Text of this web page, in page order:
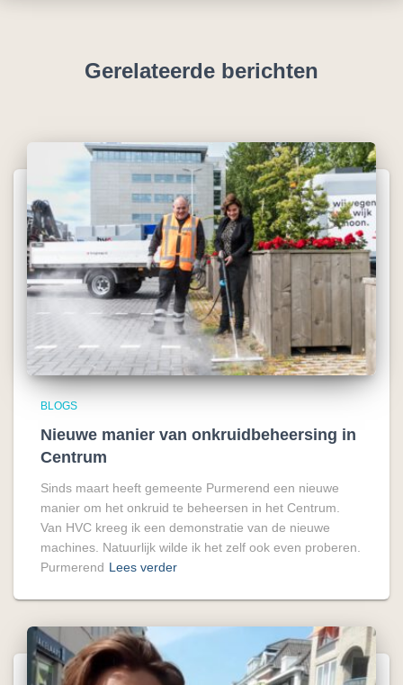
Gerelateerde berichten
BLOGS
Nieuwe manier van onkruidbeheersing in
Centrum
Sinds maart heeft gemeente Purmerend een nieuwe
manier om het onkruid te beheersen in het Centrum.
Van HVC kreeg ik een demonstratie van de nieuwe
machines. Natuurlijk wilde ik het zelf ook even proberen.
Purmerend Lees verder